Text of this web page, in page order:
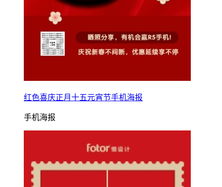
红色喜庆正月十五元宵节手机海报
手机海报